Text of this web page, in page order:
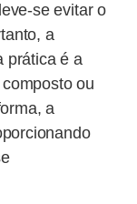
se evitar o
a
prática é a
ou
a